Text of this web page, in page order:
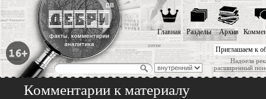
Приглашаем к
Надоела
расширенный
Главная Разделы Архив
Комментарии к материалу